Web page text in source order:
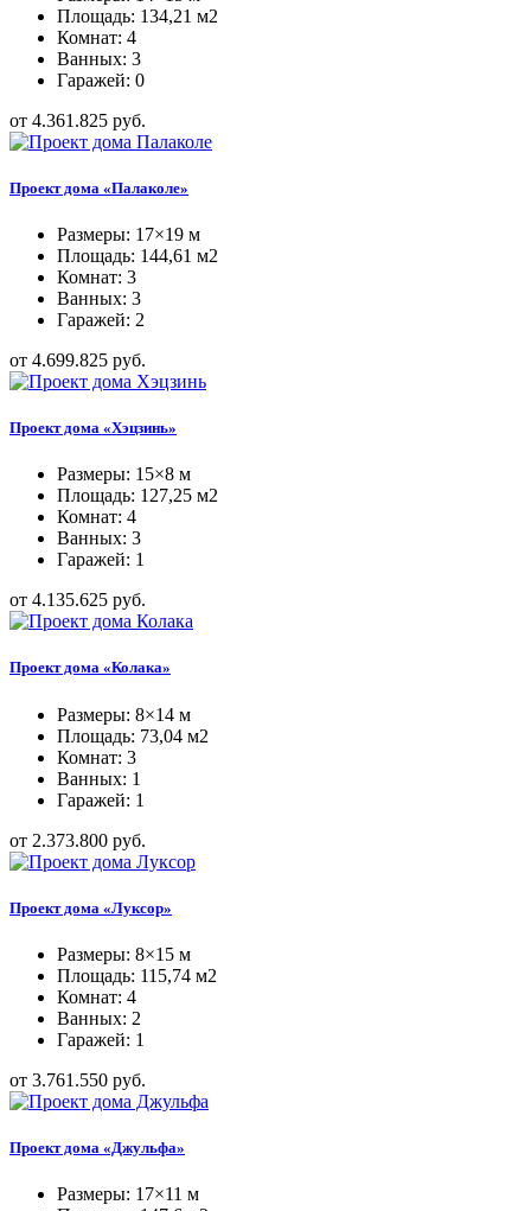
Площадь: 134,21 м2
Комнат: 4
Ванных: 3
Гаражей: 0
от 4.361.825 руб.
Проект дома «Палаколе»
Размеры: 17×19 м
Площадь: 144,61 м2
Комнат: 3
Ванных: 3
Гаражей: 2
от 4.699.825 руб.
Проект дома «Хэцзинь»
Размеры: 15×8 м
Площадь: 127,25 м2
Комнат: 4
Ванных: 3
Гаражей: 1
от 4.135.625 руб.
Проект дома «Колака»
Размеры: 8×14 м
Площадь: 73,04 м2
Комнат: 3
Ванных: 1
Гаражей: 1
от 2.373.800 руб.
Проект дома «Луксор»
Размеры: 8×15 м
Площадь: 115,74 м2
Комнат: 4
Ванных: 2
Гаражей: 1
от 3.761.550 руб.
Проект дома «Джульфа»
Размеры: 17×11 м